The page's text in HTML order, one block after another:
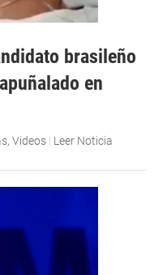
brasileño
en
, Videos | Leer Noticia